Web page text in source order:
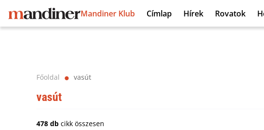
Mandiner Klub Címlap Hírek Rovatok
Főoldal ⬤ vasút
vasút
478 db cikk összesen